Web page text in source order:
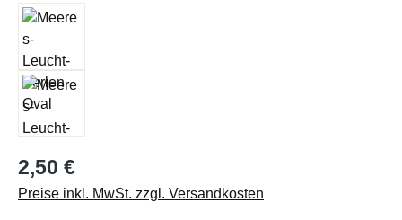
Regulärer Preis:
2,50 €
Preise inkl. MwSt. zzgl. Versandkosten